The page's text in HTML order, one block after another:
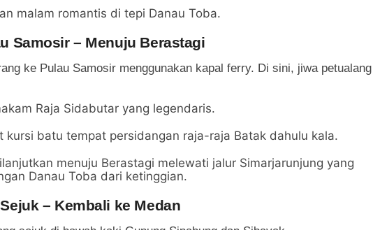
malam romantis di tepi Danau Toba.
Samosir – Menuju Berastagi
ke Pulau Samosir menggunakan kapal ferry. Di sini, jiwa petualang
Raja Sidabutar yang legendaris.
kursi batu tempat persidangan raja-raja Batak dahulu kala.
menuju Berastagi melewati jalur Simarjarunjung yang
Danau Toba dari ketinggian.
– Kembali ke Medan